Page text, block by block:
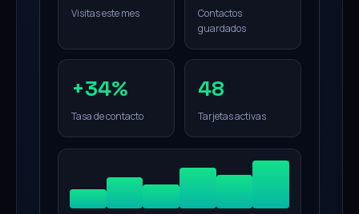
Visitas este mes
Contactos
guardados
+34%
Tasa de contacto
48
Tarjetas activas